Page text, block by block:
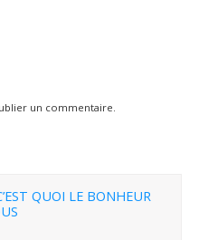
un commentaire.
QUOI LE BONHEUR